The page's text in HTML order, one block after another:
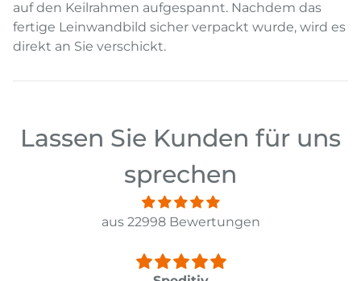
auf den Keilrahmen aufgespannt. Nachdem das
fertige Leinwandbild sicher verpackt wurde, wird es
direkt an Sie verschickt.
Lassen Sie Kunden für uns
sprechen
aus 22998 Bewertungen